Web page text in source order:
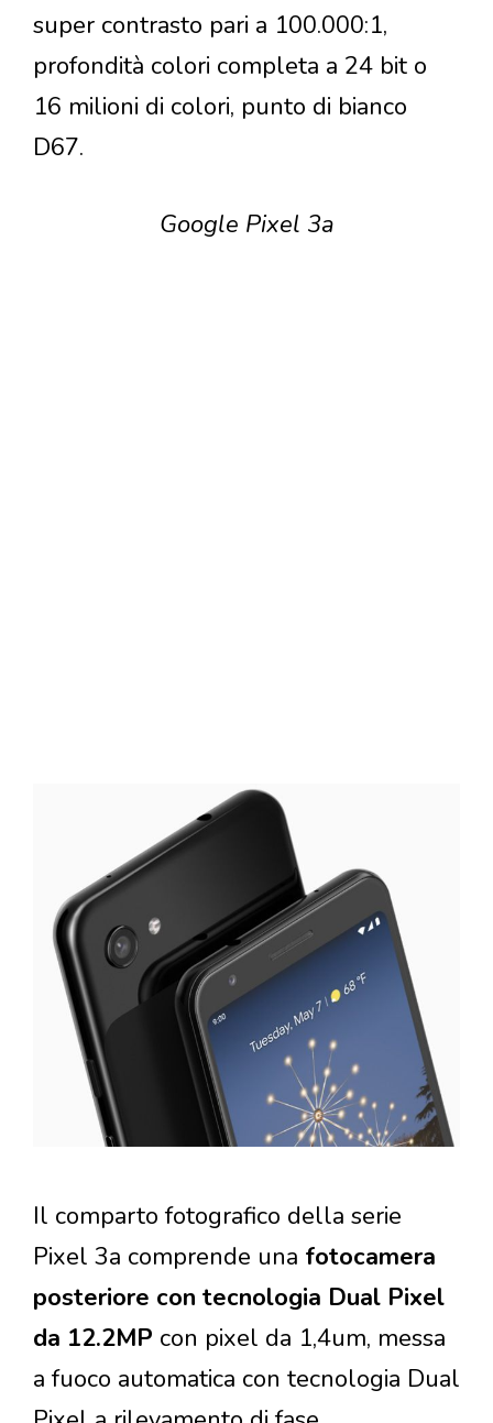
super contrasto pari a 100.000:1,
profondità colori completa a 24 bit o
16 milioni di colori, punto di bianco
D67.
Google Pixel 3a
Il comparto fotografico della serie
Pixel 3a comprende una fotocamera
posteriore con tecnologia Dual Pixel
da 12.2MP con pixel da 1,4um, messa
a fuoco automatica con tecnologia Dual